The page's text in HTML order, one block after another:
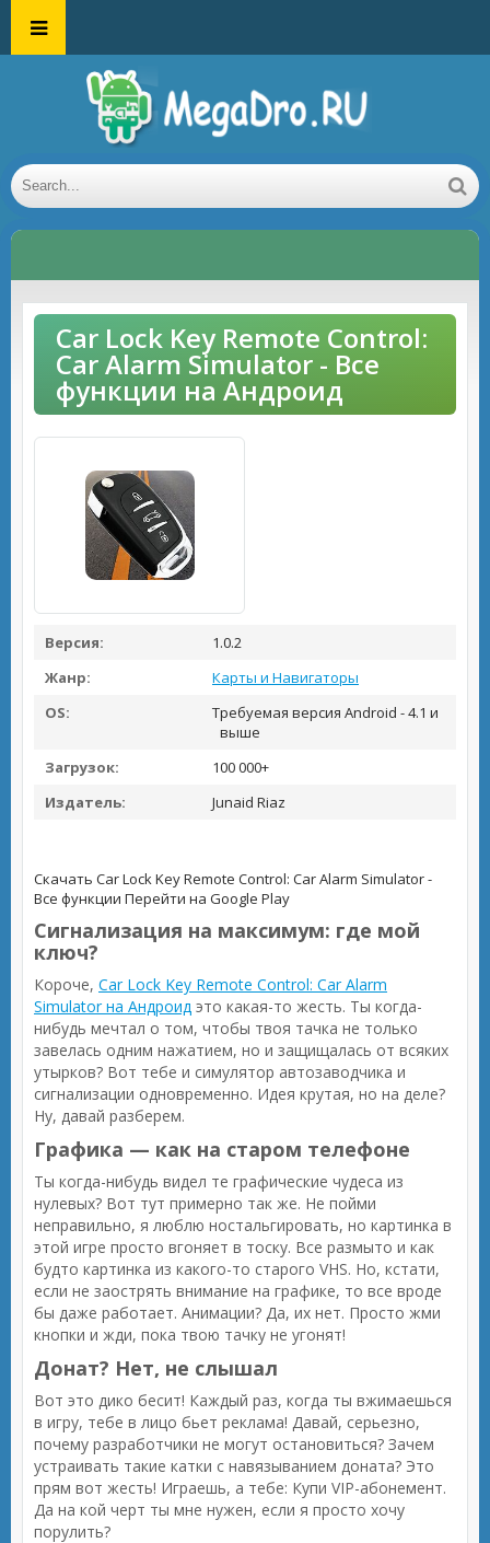
Car Lock Key Remote Control:
Car Alarm Simulator - Все
функции на Андроид
Версия:
1.0.2
Жанр:
Карты и Навигаторы
OS:
Требуемая версия Android - 4.1 и
выше
Загрузок:
100 000+
Издатель:
Junaid Riaz
Скачать Car Lock Key Remote Control: Car Alarm Simulator -
Все функции Перейти на Google Play
Сигнализация на максимум: где мой
ключ?
Короче, Car Lock Key Remote Control: Car Alarm
Simulator на Андроид это какая-то жесть. Ты когда-
нибудь мечтал о том, чтобы твоя тачка не только
завелась одним нажатием, но и защищалась от всяких
утырков? Вот тебе и симулятор автозаводчика и
сигнализации одновременно. Идея крутая, но на деле?
Ну, давай разберем.
Графика — как на старом телефоне
Ты когда-нибудь видел те графические чудеса из
нулевых? Вот тут примерно так же. Не пойми
неправильно, я люблю ностальгировать, но картинка в
этой игре просто вгоняет в тоску. Все размыто и как
будто картинка из какого-то старого VHS. Но, кстати,
если не заострять внимание на графике, то все вроде
бы даже работает. Анимации? Да, их нет. Просто жми
кнопки и жди, пока твою тачку не угонят!
Донат? Нет, не слышал
Вот это дико бесит! Каждый раз, когда ты вжимаешься
в игру, тебе в лицо бьет реклама! Давай, серьезно,
почему разработчики не могут остановиться? Зачем
устраивать такие катки с навязыванием доната? Это
прям вот жесть! Играешь, а тебе: Купи VIP-абонемент.
Да на кой черт ты мне нужен, если я просто хочу
порулить?